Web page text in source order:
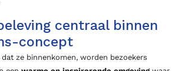
centraal binnen
concept
ze binnenkomen, worden bezoekers